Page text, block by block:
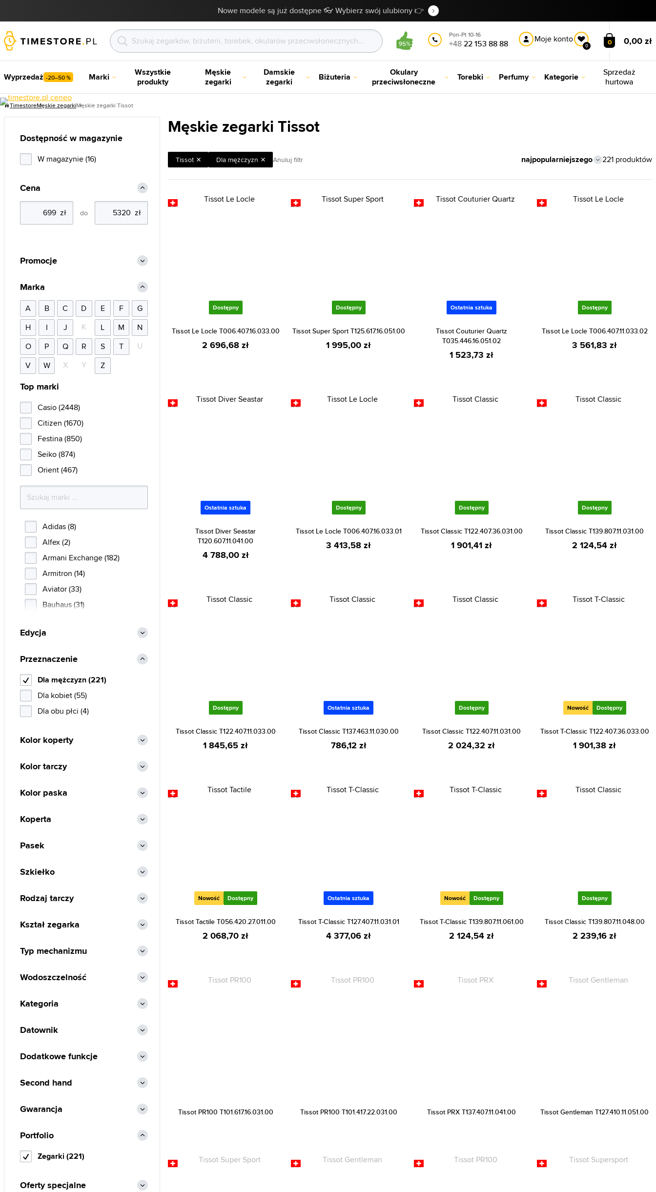
Nowe modele są już dostępne 👓 Wybierz swój ulubiony 👉
Pon-Pt 10-16
+4822 153 88 88 Moje konto
0 0 0,00 zł
Wyprzedaż -20–50 % Marki
Wszystkie
produkty
Męskie
zegarki
Damskie
zegarki
Biżuteria
Okulary
przeciwsłoneczne
Torebki Perfumy Kategorie
Sprzedaż
hurtowa
TimestoreMęskie zegarkiMęskie zegarki Tissot
Męskie zegarki Tissot
Tissot Dla mężczyzn Anuluj filtr 221 produktów
Dostępny
Tissot Le Locle T006.407.16.033.00
2 696,68 zł
Dostępny
Tissot Super Sport T125.617.16.051.00
1 995,00 zł
Ostatnia sztuka
Tissot Couturier Quartz
T035.446.16.051.02
1 523,73 zł
Dostępny
Tissot Le Locle T006.407.11.033.02
3 561,83 zł
Ostatnia sztuka
Tissot Diver Seastar
T120.607.11.041.00
4 788,00 zł
Dostępny
Tissot Le Locle T006.407.16.033.01
3 413,58 zł
Dostępny
Tissot Classic T122.407.36.031.00
1 901,41 zł
Dostępny
Tissot Classic T139.807.11.031.00
2 124,54 zł
Dostępny
Tissot Classic T122.407.11.033.00
1 845,65 zł
Ostatnia sztuka
Tissot Classic T137.463.11.030.00
786,12 zł
Dostępny
Tissot Classic T122.407.11.031.00
2 024,32 zł
Nowość Dostępny
Tissot T-Classic T122.407.36.033.00
1 901,38 zł
Nowość Dostępny
Tissot Tactile T056.420.27.011.00
2 068,70 zł
Ostatnia sztuka
Tissot T-Classic T127.407.11.031.01
4 377,06 zł
Nowość Dostępny
Tissot T-Classic T139.807.11.061.00
2 124,54 zł
Dostępny
Tissot Classic T139.807.11.048.00
2 239,16 zł
Tissot PR100 T101.617.16.031.00 Tissot PR100 T101.417.22.031.00 Tissot PRX T137.407.11.041.00 Tissot Gentleman T127.410.11.051.00
Dostępność w magazynie
W magazynie (16)
Cena
do
Promocje
Marka
A B C D E F
G
H
I J K L M
N
O
P Q R S T
U
V
W X Y Z
Top marki
Casio (2448)
Citizen (1670)
Festina (850)
Seiko (874)
Orient (467)
Adidas (8)
Alfex (2)
Armani Exchange (182)
Armitron (14)
Aviator (33)
Bauhaus (31)
Boccia Titanium (169)
Burberry (2)
Calvin Klein (90)
Carlo Cantinaro (1)
Certina (63)
Christian Lacroix (22)
Citizen (1670)
Daniel Klein (345)
DKNY (9)
Emporio Armani (370)
Festina (850)
Fossil (489)
Furla (1)
Guess (748)
Guess Collection (2)
Heinrichssohn (9)
Ingersoll (23)
Invicta (1787)
Iwood Real Wood (1)
Jacques Lemans (58)
Just Cavalli (15)
Edycja
Przeznaczenie
Dla mężczyzn (221)
Dla kobiet (55)
Dla obu płci (4)
Kolor koperty
Kolor tarczy
Kolor paska
Koperta
Pasek
Szkiełko
Rodzaj tarczy
Kształ zegarka
Typ mechanizmu
Wodoszczelność
Kategoria
Datownik
Dodatkowe funkcje
Second hand
Gwarancja
Portfolio
Zegarki (221)
Oferty specjalne